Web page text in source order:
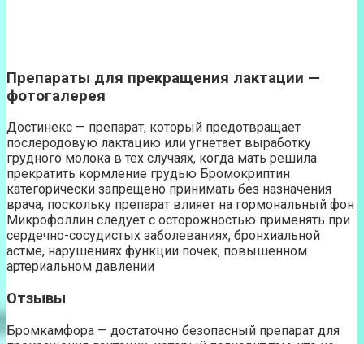
Препараты для прекращения лактации —
фотогалерея
Достинекс — препарат, который предотвращает
послеродовую лактацию или угнетает выработку
грудного молока в тех случаях, когда мать решила
прекратить кормление грудью Бромокриптин
категорически запрещено принимать без назначения
врача, поскольку препарат влияет на гормональный фон
Микрофоллин следует с осторожностью применять при
сердечно-сосудистых заболеваниях, бронхиальной
астме, нарушениях функции почек, повышенном
артериальном давлении
Отзывы
Бромкамфора — достаточно безопасный препарат для